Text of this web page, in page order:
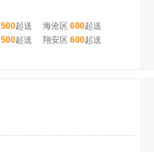
500起送 海沧区 600起送
500起送 翔安区 600起送